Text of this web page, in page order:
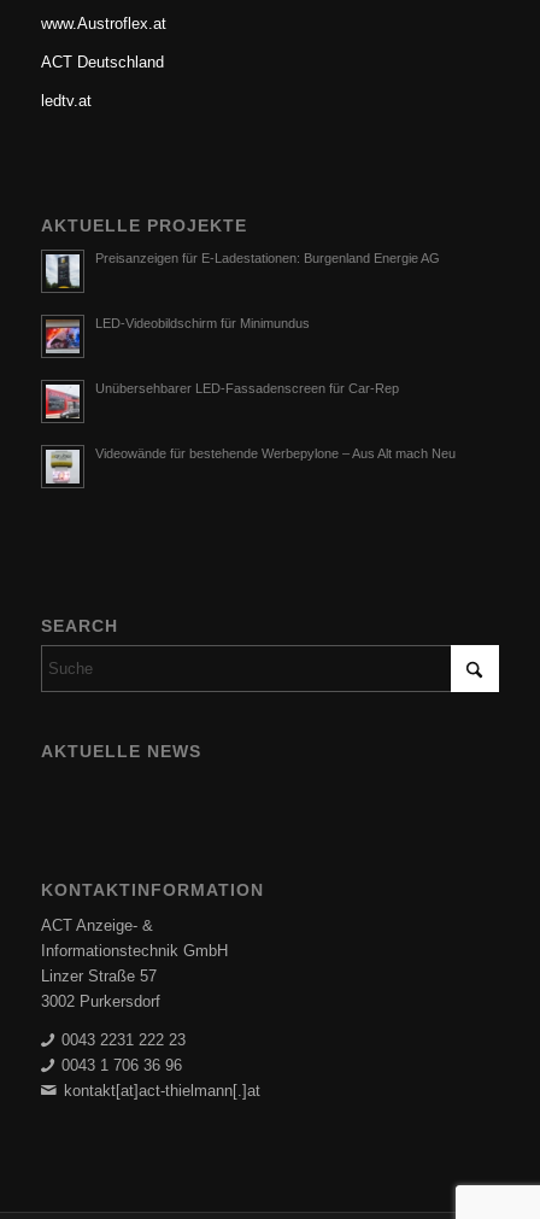
www.Austroflex.at
ACT Deutschland
ledtv.at
AKTUELLE PROJEKTE
Preisanzeigen für E-Ladestationen: Burgenland Energie AG
LED-Videobildschirm für Minimundus
Unübersehbarer LED-Fassadenscreen für Car-Rep
Videowände für bestehende Werbepylone – Aus Alt mach Neu
SEARCH
AKTUELLE NEWS
KONTAKTINFORMATION
ACT Anzeige- &
Informationstechnik GmbH
Linzer Straße 57
3002 Purkersdorf
0043 2231 222 23
0043 1 706 36 96
kontakt[at]act-thielmann[.]at